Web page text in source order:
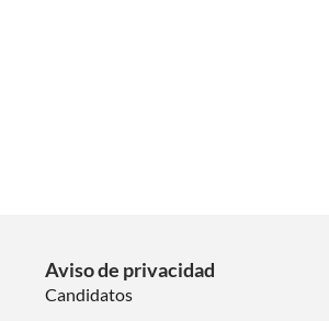
Aviso de privacidad
Candidatos